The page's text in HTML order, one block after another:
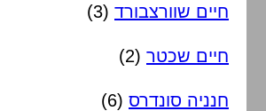
חיים שוורצבורד (3)
חיים שכטר (2)
חנניה סונדרס (6)